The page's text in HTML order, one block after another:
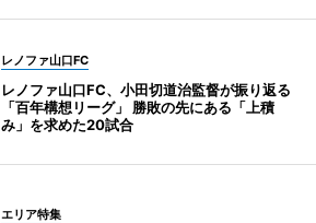
レノファ山口FC
レノファ山口FC、小田切道治監督が振り返る
「百年構想リーグ」 勝敗の先にある「上積
み」を求めた20試合
エリア特集